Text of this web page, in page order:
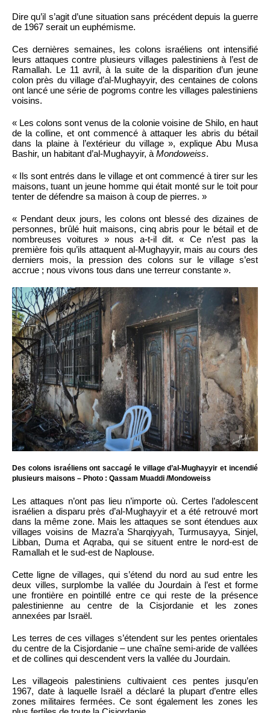
Dire qu’il s’agit d’une situation sans précédent depuis la guerre
de 1967 serait un euphémisme.
Ces dernières semaines, les colons israéliens ont intensifié
leurs attaques contre plusieurs villages palestiniens à l’est de
Ramallah. Le 11 avril, à la suite de la disparition d’un jeune
colon près du village d’al-Mughayyir, des centaines de colons
ont lancé une série de pogroms contre les villages palestiniens
voisins.
« Les colons sont venus de la colonie voisine de Shilo, en haut
de la colline, et ont commencé à attaquer les abris du bétail
dans la plaine à l’extérieur du village », explique Abu Musa
Bashir, un habitant d’al-Mughayyir, à Mondoweiss.
« Ils sont entrés dans le village et ont commencé à tirer sur les
maisons, tuant un jeune homme qui était monté sur le toit pour
tenter de défendre sa maison à coup de pierres. »
« Pendant deux jours, les colons ont blessé des dizaines de
personnes, brûlé huit maisons, cinq abris pour le bétail et de
nombreuses voitures » nous a-t-il dit. « Ce n’est pas la
première fois qu’ils attaquent al-Mughayyir, mais au cours des
derniers mois, la pression des colons sur le village s’est
accrue ; nous vivons tous dans une terreur constante ».
Des colons israéliens ont saccagé le village d’al-Mughayyir et incendié
plusieurs maisons – Photo : Qassam Muaddi /Mondoweiss
Les attaques n’ont pas lieu n’importe où. Certes l’adolescent
israélien a disparu près d’al-Mughayyir et a été retrouvé mort
dans la même zone. Mais les attaques se sont étendues aux
villages voisins de Mazra’a Sharqiyyah, Turmusayya, Sinjel,
Libban, Duma et Aqraba, qui se situent entre le nord-est de
Ramallah et le sud-est de Naplouse.
Cette ligne de villages, qui s’étend du nord au sud entre les
deux villes, surplombe la vallée du Jourdain à l’est et forme
une frontière en pointillé entre ce qui reste de la présence
palestinienne au centre de la Cisjordanie et les zones
annexées par Israël.
Les terres de ces villages s’étendent sur les pentes orientales
du centre de la Cisjordanie – une chaîne semi-aride de vallées
et de collines qui descendent vers la vallée du Jourdain.
Les villageois palestiniens cultivaient ces pentes jusqu’en
1967, date à laquelle Israël a déclaré la plupart d’entre elles
zones militaires fermées. Ce sont également les zones les